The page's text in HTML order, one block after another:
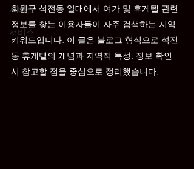
서비스
서비스
회원구 석전동 일대에서 여가 및 휴게텔 관련
정보를 찾는 이용자들이 자주 검색하는 지역
키워드입니다. 이 글은 블로그 형식으로 석전
동 휴게텔의 개념과 지역적 특성, 정보 확인
시 참고할 점을 중심으로 정리했습니다.